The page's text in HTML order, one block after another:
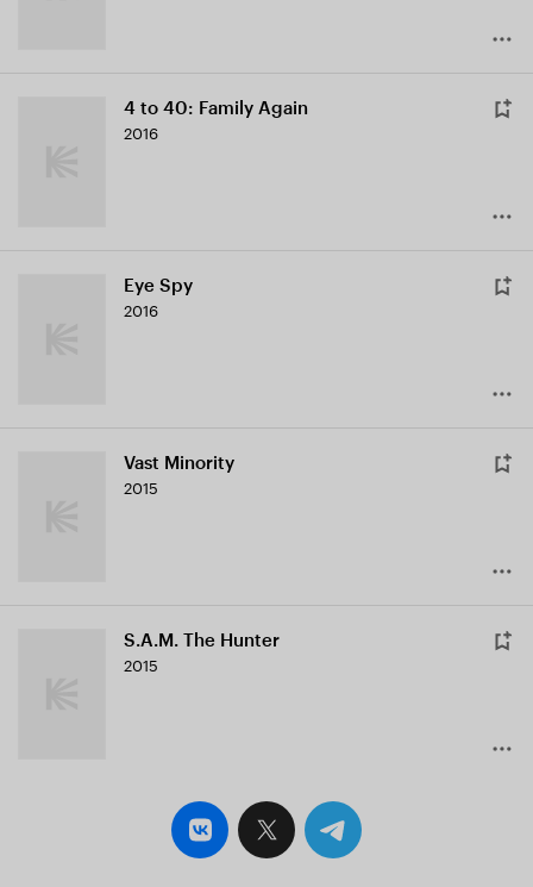
4 to 40: Family Again
2016
Eye Spy
2016
Vast Minority
2015
S.A.M. The Hunter
2015